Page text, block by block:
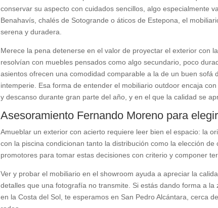
conservar su aspecto con cuidados sencillos, algo especialmente
Benahavís, chalés de Sotogrande o áticos de Estepona, el
serena y duradera.
Merece la pena detenerse en el valor de proyectar el exterior con
resolvían con muebles pensados como algo secundario, poco
asientos ofrecen una comodidad comparable a la de un buen
intemperie. Esa forma de entender el mobiliario outdoor encaja
y descanso durante gran parte del año, y en el que la calidad se
Asesoramiento Fernando Moreno para
Amueblar un exterior con acierto requiere leer bien el espacio: la
con la piscina condicionan tanto la distribución como la elección
promotores para tomar estas decisiones con criterio y componer
Ver y probar el mobiliario en el showroom ayuda a apreciar la
detalles que una fotografía no transmite. Si estás dando forma a
en la Costa del Sol, te esperamos en San Pedro Alcántara, cerca